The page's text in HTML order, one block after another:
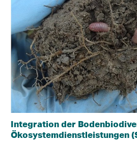
Integration der
Ökosystemdienstleistungen